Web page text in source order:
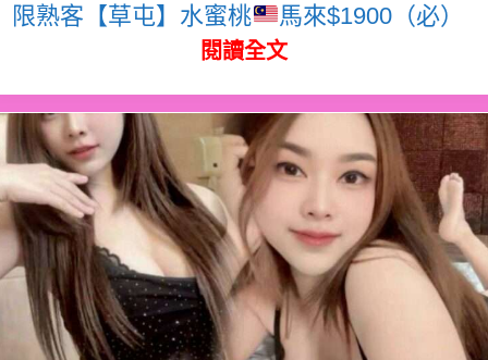
限熟客【草屯】水蜜桃 馬來$1900（必）
閱讀全文